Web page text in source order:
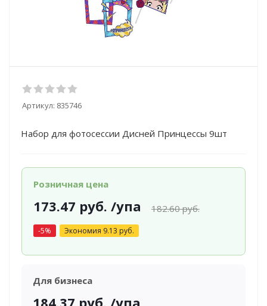
Артикул: 835746
Набор для фотосессии Дисней Принцессы 9шт
Розничная цена
173.47 руб. /упа 182.60руб.
-5% Экономия 9.13 руб.
Для бизнеса
184.37 руб. /упа